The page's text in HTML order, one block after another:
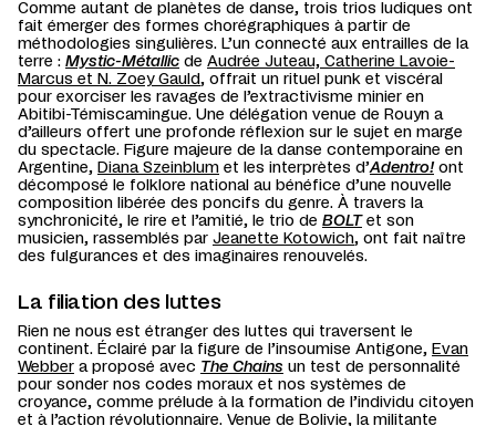
Comme autant de planètes de danse, trois trios ludiques ont
fait émerger des formes chorégraphiques à partir de
méthodologies singulières. L’un connecté aux entrailles de la
terre : Mystic-Métallic de Audrée Juteau, Catherine Lavoie-
Marcus et N. Zoey Gauld, offrait un rituel punk et viscéral
pour exorciser les ravages de l’extractivisme minier en
Abitibi-Témiscamingue. Une délégation venue de Rouyn a
d’ailleurs offert une profonde réflexion sur le sujet en marge
du spectacle. Figure majeure de la danse contemporaine en
Argentine, Diana Szeinblum et les interprètes d’Adentro! ont
décomposé le folklore national au bénéfice d’une nouvelle
composition libérée des poncifs du genre. À travers la
synchronicité, le rire et l’amitié, le trio de BOLTet son
musicien, rassemblés par Jeanette Kotowich, ont fait naître
des fulgurances et des imaginaires renouvelés.
La filiation des luttes
Rien ne nous est étranger des luttes qui traversent le
continent. Éclairé par la figure de l’insoumise Antigone, Evan
Webber a proposé avec The Chains un test de personnalité
pour sonder nos codes moraux et nos systèmes de
croyance, comme prélude à la formation de l’individu citoyen
et à l’action révolutionnaire. Venue de Bolivie, la militante